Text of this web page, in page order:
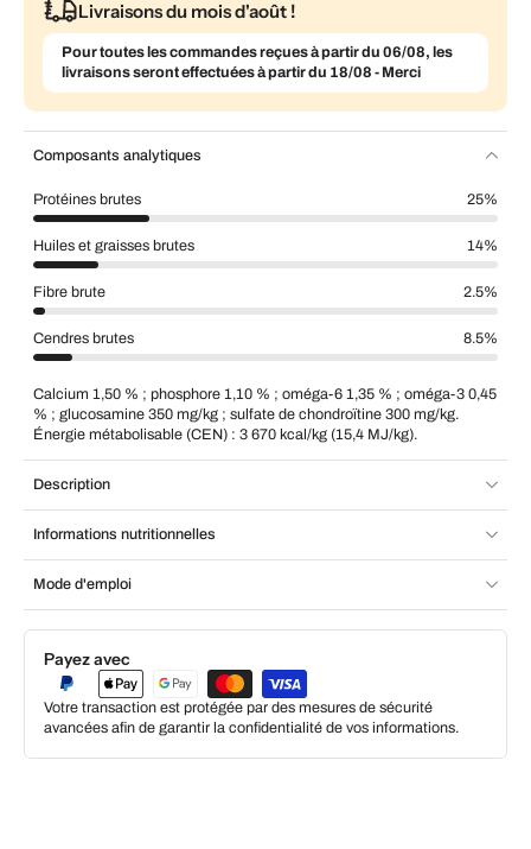
Livraisons du mois d'août !
Pour toutes les commandes reçues à partir du 06/08, les
livraisons seront effectuées à partir du 18/08 - Merci
Composants analytiques
Protéines brutes 25%
Huiles et graisses brutes 14%
Fibre brute 2.5%
Cendres brutes 8.5%
Calcium 1,50 % ; phosphore 1,10 % ; oméga-6 1,35 % ; oméga-3 0,45
% ; glucosamine 350 mg/kg ; sulfate de chondroïtine 300 mg/kg.
Énergie métabolisable (CEN) : 3 670 kcal/kg (15,4 MJ/kg).
Description
Informations nutritionnelles
Mode d'emploi
Payez avec
Votre transaction est protégée par des mesures de sécurité
avancées afin de garantir la confidentialité de vos informations.